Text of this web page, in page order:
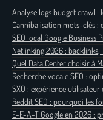
Analyse logs budget crawl :
Cannibalisation mots-clés :
SEO local Google Business
Netlinking 2026 : backlinks,
Quel Data Center choisir à
Recherche vocale SEO :
SXO : expérience
Reddit SEO : pourquoi les
E-E-A-T Google en 2026 :